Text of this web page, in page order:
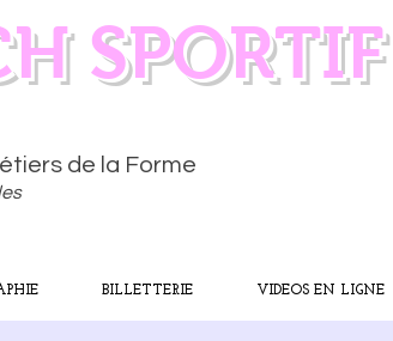
SPORTIF
de la Forme
BILLETTERIE VIDEOS EN LIGNE